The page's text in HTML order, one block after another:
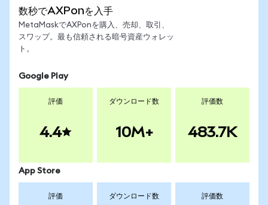
数秒でAXPonを入手
MetaMaskでAXPonを購入、売却、取引、
スワップ。最も信頼される暗号資産ウォレッ
ト。
Google Play
評価
4.4
ダウンロード数
10M+
評価数
483.7K
App Store
評価 ダウンロード数 評価数